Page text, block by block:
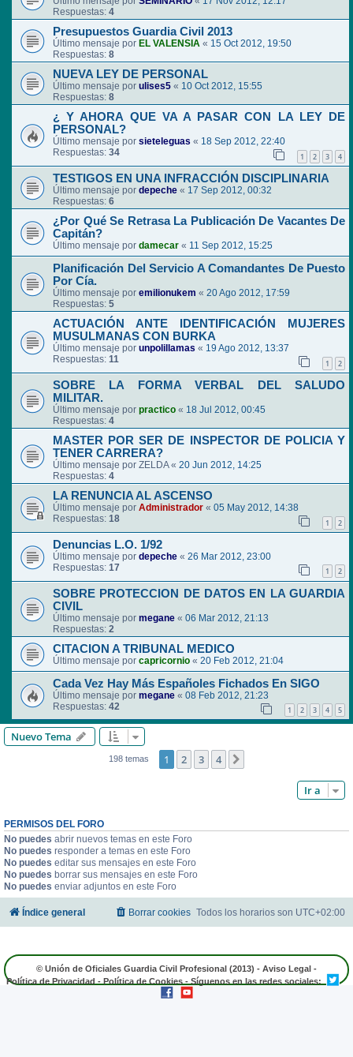
Respuestas: 4
Presupuestos Guardia Civil 2013
Último mensaje por EL VALENSIA « 15 Oct 2012, 19:50
Respuestas: 8
NUEVA LEY DE PERSONAL
Último mensaje por ulises5 « 10 Oct 2012, 15:55
Respuestas: 8
¿ Y AHORA QUE VA A PASAR CON LA LEY DE
PERSONAL?
Último mensaje por sieteleguas « 18 Sep 2012, 22:40
Respuestas: 34 1 2 3 4
TESTIGOS EN UNA INFRACCIÓN DISCIPLINARIA
Último mensaje por depeche « 17 Sep 2012, 00:32
Respuestas: 6
¿Por Qué Se Retrasa La Publicación De Vacantes De
Capitán?
Último mensaje por damecar « 11 Sep 2012, 15:25
Planificación Del Servicio A Comandantes De Puesto
Por Cía.
Último mensaje por emilionukem « 20 Ago 2012, 17:59
Respuestas: 5
ACTUACIÓN ANTE IDENTIFICACIÓN MUJERES
MUSULMANAS CON BURKA
Último mensaje por unpolillamas « 19 Ago 2012, 13:37
Respuestas: 11 1 2
SOBRE LA FORMA VERBAL DEL SALUDO
MILITAR.
Último mensaje por practico « 18 Jul 2012, 00:45
Respuestas: 4
MASTER POR SER DE INSPECTOR DE POLICIA Y
TENER CARRERA?
Último mensaje por ZELDA« 20 Jun 2012, 14:25
Respuestas: 4
LA RENUNCIA AL ASCENSO
Último mensaje por Administrador « 05 May 2012, 14:38
Respuestas: 18 1 2
Denuncias L.O. 1/92
Último mensaje por depeche « 26 Mar 2012, 23:00
Respuestas: 17 1 2
SOBRE PROTECCION DE DATOS EN LA GUARDIA
CIVIL
Último mensaje por megane « 06 Mar 2012, 21:13
Respuestas: 2
CITACION A TRIBUNAL MEDICO
Último mensaje por capricornio « 20 Feb 2012, 21:04
Cada Vez Hay Más Españoles Fichados En SIGO
Último mensaje por megane « 08 Feb 2012, 21:23
Respuestas: 42 1 2 3 4 5
Nuevo Tema
198 temas 1 2 3 4
Ir a
PERMISOS DEL FORO
No puedes abrir nuevos temas en este Foro
No puedes responder a temas en este Foro
No puedes editar sus mensajes en este Foro
No puedes borrar sus mensajes en este Foro
No puedes enviar adjuntos en este Foro
Índice general Todos los horarios son UTC+02:00
Borrar cookies
© Unión de Oficiales Guardia Civil Profesional (2013) - Aviso Legal -
Política de Privacidad-Política de Cookies- Síguenos en las redes sociales: